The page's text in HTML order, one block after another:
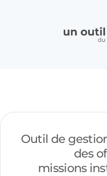
Outil de
des
missions